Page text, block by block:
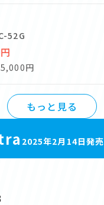
52G
円
もっと見る
2025年2月14日発売